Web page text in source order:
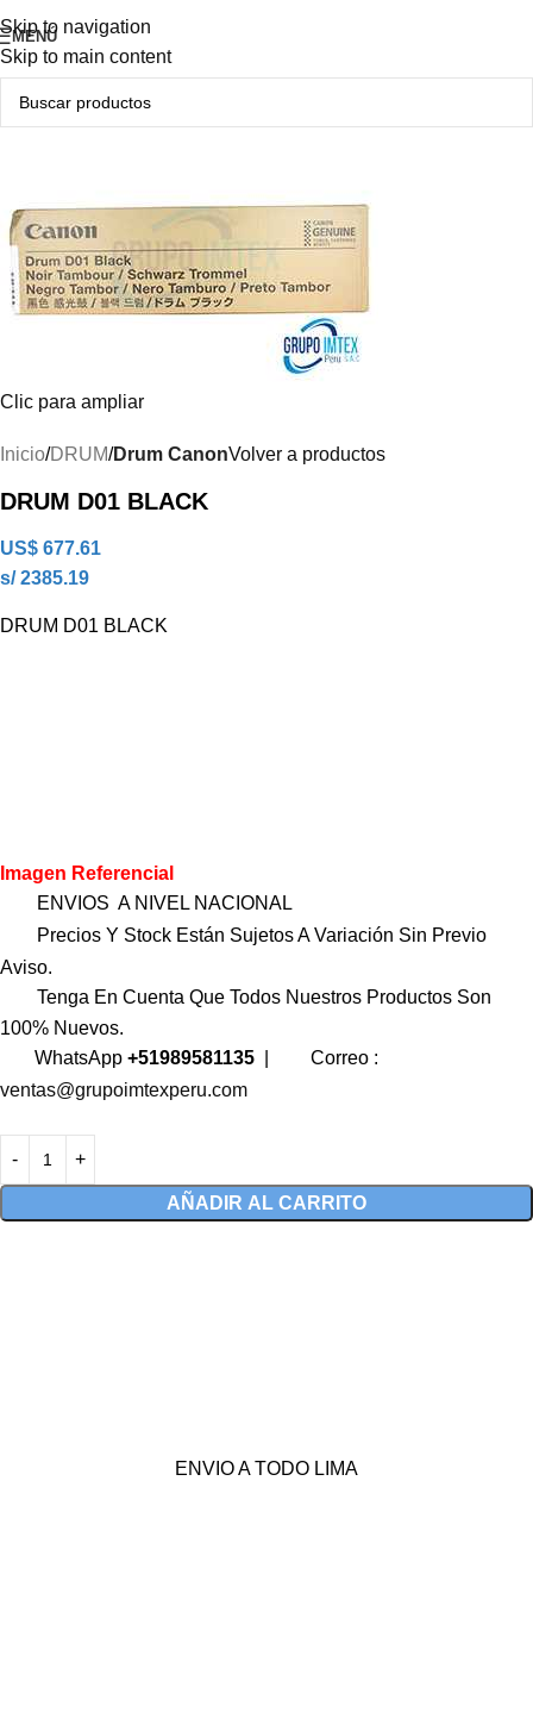
Skip to navigation
Skip to main content
MENÚ
Producto Original
Clic para ampliar
Inicio DRUM Drum CanonVolver a productos
DRUM D01 BLACK
US$ 677.61
s/ 2385.19
DRUM D01 BLACK
Imagen Referencial
ENVIOS A NIVEL NACIONAL
Precios Y Stock Están Sujetos A Variación Sin Previo
Aviso.
Tenga En Cuenta Que Todos Nuestros Productos Son
100% Nuevos.
WhatsApp +51989581135
Correo :
ventas@grupoimtexperu.com
AÑADIR AL CARRITO
ENVIO A TODO LIMA